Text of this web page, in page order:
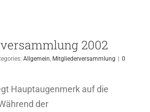
2002
Allgemein, Mitgliederversammlung
0
Hauptaugenmerk auf die
der